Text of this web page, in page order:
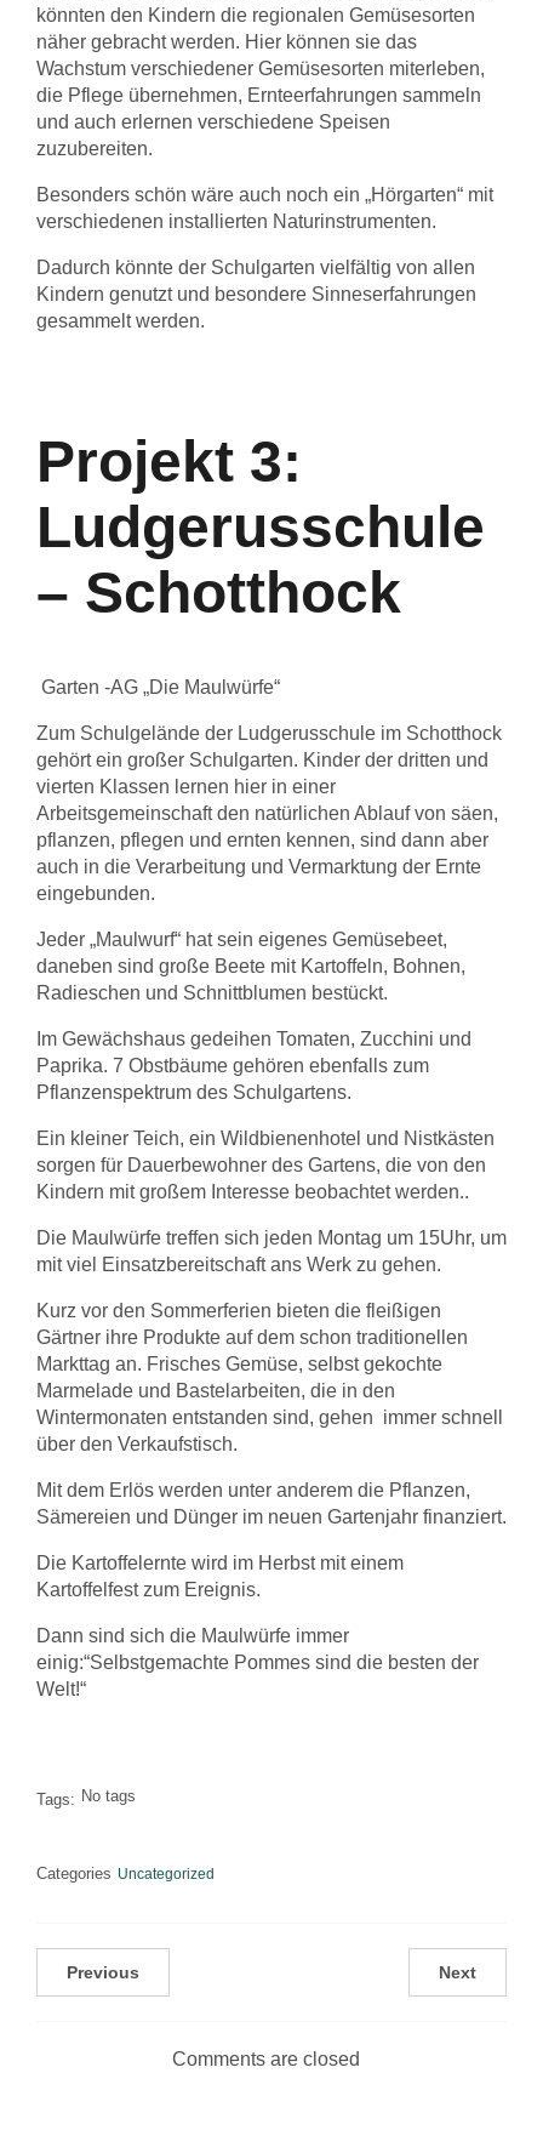
könnten den Kindern die regionalen Gemüsesorten
näher gebracht werden. Hier können sie das
Wachstum verschiedener Gemüsesorten miterleben,
die Pflege übernehmen, Ernteerfahrungen sammeln
und auch erlernen verschiedene Speisen
zuzubereiten.
Besonders schön wäre auch noch ein „Hörgarten“ mit
verschiedenen installierten Naturinstrumenten.
Dadurch könnte der Schulgarten vielfältig von allen
Kindern genutzt und besondere Sinneserfahrungen
gesammelt werden.
Projekt 3:
Ludgerusschule
– Schotthock
Garten -AG „Die Maulwürfe“
Zum Schulgelände der Ludgerusschule im Schotthock
gehört ein großer Schulgarten. Kinder der dritten und
vierten Klassen lernen hier in einer
Arbeitsgemeinschaft den natürlichen Ablauf von säen,
pflanzen, pflegen und ernten kennen, sind dann aber
auch in die Verarbeitung und Vermarktung der Ernte
eingebunden.
Jeder „Maulwurf“ hat sein eigenes Gemüsebeet,
daneben sind große Beete mit Kartoffeln, Bohnen,
Radieschen und Schnittblumen bestückt.
Im Gewächshaus gedeihen Tomaten, Zucchini und
Paprika. 7 Obstbäume gehören ebenfalls zum
Pflanzenspektrum des Schulgartens.
Ein kleiner Teich, ein Wildbienenhotel und Nistkästen
sorgen für Dauerbewohner des Gartens, die von den
Kindern mit großem Interesse beobachtet werden..
Die Maulwürfe treffen sich jeden Montag um 15Uhr, um
mit viel Einsatzbereitschaft ans Werk zu gehen.
Kurz vor den Sommerferien bieten die fleißigen
Gärtner ihre Produkte auf dem schon traditionellen
Markttag an. Frisches Gemüse, selbst gekochte
Marmelade und Bastelarbeiten, die in den
Wintermonaten entstanden sind, gehen immer schnell
über den Verkaufstisch.
Mit dem Erlös werden unter anderem die Pflanzen,
Sämereien und Dünger im neuen Gartenjahr finanziert.
Die Kartoffelernte wird im Herbst mit einem
Kartoffelfest zum Ereignis.
Dann sind sich die Maulwürfe immer
einig:“Selbstgemachte Pommes sind die besten der
Welt!“
Tags: No tags
Categories Uncategorized
Previous Next
Comments are closed